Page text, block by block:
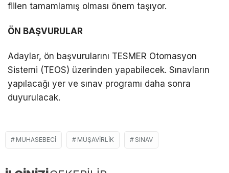
fiilen tamamlamış olması önem taşıyor.
ÖN BAŞVURULAR
Adaylar, ön başvurularını TESMER Otomasyon
Sistemi (TEOS) üzerinden yapabilecek. Sınavların
yapılacağı yer ve sınav programı daha sonra
duyurulacak.
MUHASEBECI MÜŞAVIRLIK SINAV